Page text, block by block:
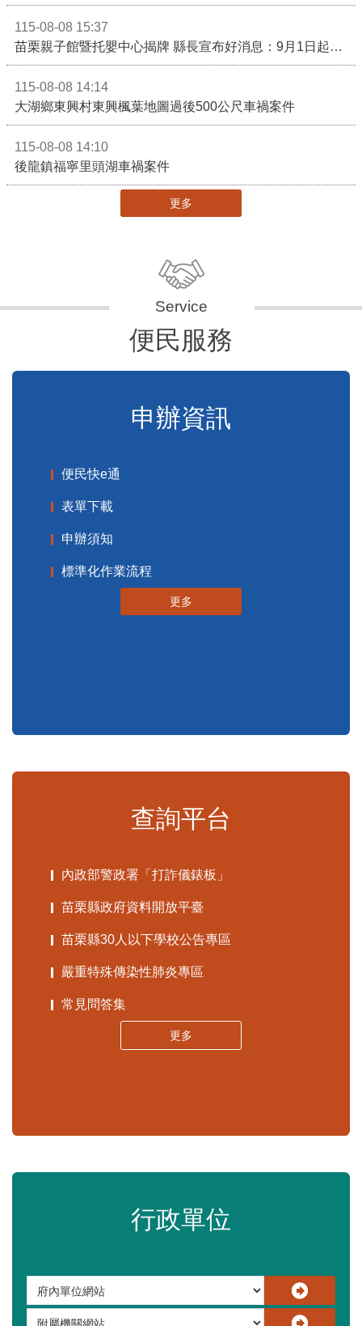
115-08-08 15:37
苗栗親子館暨托嬰中心揭牌 縣長宣布好消息：9月1日起調降臨時托嬰費用
115-08-08 14:14
大湖鄉東興村東興楓葉地圖過後500公尺車禍案件
115-08-08 14:10
後龍鎮福寧里頭湖車禍案件
更多
便民服務
申辦資訊
便民快e通
表單下載
申辦須知
標準化作業流程
更多
查詢平台
內政部警政署「打詐儀錶板」
苗栗縣政府資料開放平臺
苗栗縣30人以下學校公告專區
嚴重特殊傳染性肺炎專區
常見問答集
更多
行政單位